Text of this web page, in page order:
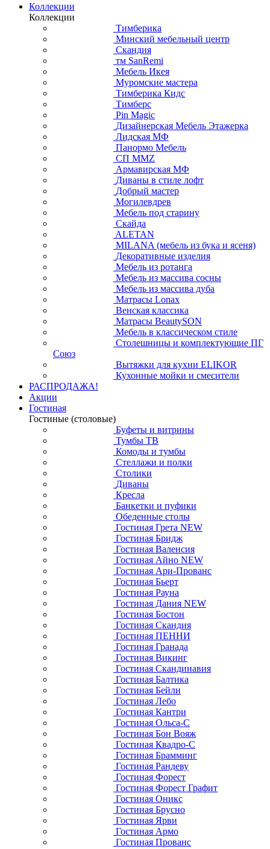
Коллекции
Коллекции
Тимберика
Минский мебельный центр
Скандия
тм SanRemi
Мебель Икея
Муромские мастера
Тимберика Кидс
Тимберс
Pin Magic
Дизайнерская Мебель Этажерка
Лидская МФ
Панормо Мебель
СП ММZ
Армавирская МФ
Диваны в стиле лофт
Добрый мастер
Могилевдрев
Мебель под старину
Скайда
ALETAN
MILANA (мебель из бука и ясеня)
Декоративные изделия
Мебель из ротанга
Мебель из массива сосны
Мебель из массива дуба
Матрасы Lonax
Венская классика
Матрасы BeautySON
Мебель в классическом стиле
Столешницы и комплектующие ПГ
Союз
Вытяжки для кухни ELIKOR
Кухонные мойки и смесители
РАСПРОДАЖА!
Акции
Гостиная
Гостиные (столовые)
Буфеты и витрины
Тумбы ТВ
Комоды и тумбы
Стеллажи и полки
Столики
Диваны
Кресла
Банкетки и пуфики
Обеденные столы
Гостиная Грета NEW
Гостиная Бридж
Гостиная Валенсия
Гостиная Айно NEW
Гостиная Ари-Прованс
Гостиная Бьерт
Гостиная Рауна
Гостиная Дания NEW
Гостиная Бостон
Гостиная Скандия
Гостиная ПЕННИ
Гостиная Гранада
Гостиная Викинг
Гостиная Скандинавия
Гостиная Балтика
Гостиная Бейли
Гостиная Лебо
Гостиная Кантри
Гостиная Ольса-С
Гостиная Бон Вояж
Гостиная Квадро-С
Гостиная Брамминг
Гостиная Рандеву
Гостиная Форест
Гостиная Форест Графит
Гостиная Оникс
Гостиная Брусно
Гостиная Ярви
Гостиная Армо
Гостиная Прованс